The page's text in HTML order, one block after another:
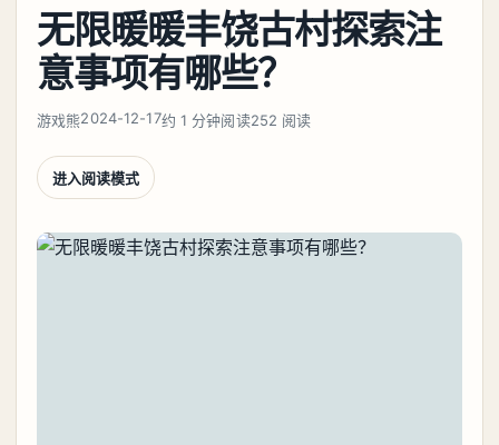
无限暖暖丰饶古村探索注
意事项有哪些？
游戏熊2024-12-17约 1 分钟阅读252 阅读
进入阅读模式